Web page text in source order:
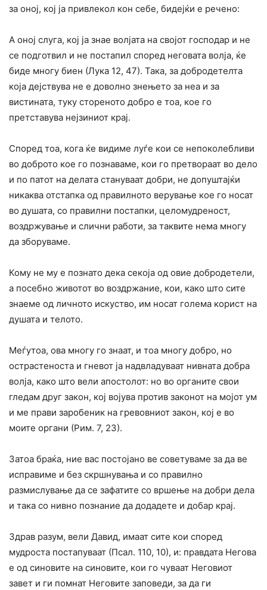
за оној, кој ја привлекол кон себе, бидејќи е речено:
А оној слуга, кој ја знае волјата на својот господар и не
се подготвил и не постапил според неговата волја, ќе
биде многу биен (Лука 12, 47). Така, за добродетелта
која дејствува не е доволно знењето за неа и за
вистината, туку стореното добро е тоа, кое го
претставува нејзиниот крај.
Според тоа, кога ќе видиме луѓе кои се непоколебливи
во доброто кое го познаваме, кои го претвораат во дело
и по патот на делата стануваат добри, не допуштајќи
никаква отстапка од правилното верување кое го носат
во душата, со правилни постапки, целомудреност,
воздржување и слични работи, за таквите нема многу
да зборуваме.
Кому не му е познато дека секоја од овие добродетели,
а посебно животот во воздржание, кои, како што сите
знаеме од личното искуство, им носат голема корист на
душата и телото.
Меѓутоа, ова многу го знаат, и тоа многу добро, но
острастеноста и гневот ја надвладуваат нивната добра
волја, како што вели апостолот: но во органите свои
гледам друг закон, кој војува против законот на мојот ум
и ме прави заробеник на гревовниот закон, кој е во
моите органи (Рим. 7, 23).
Затоа браќа, ние вас постојано ве советуваме за да ве
исправиме и без скршнувања и со правилно
размислување да се зафатите со вршење на добри дела
и така со нивно познание да додадете и добар крај.
Здрав разум, вели Давид, имаат сите кои според
мудроста постапуваат (Псал. 110, 10), и: правдата Негова
е од синовите на синовите, кои го чуваат Неговиот
завет и ги помнат Неговите заповеди, за да ги